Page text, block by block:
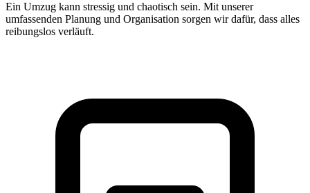
Ein Umzug kann stressig und chaotisch sein. Mit unserer
umfassenden Planung und Organisation sorgen wir dafür, dass alles
reibungslos verläuft.